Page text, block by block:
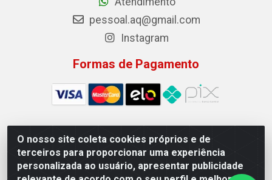
O nosso site coleta cookies próprios e de
terceiros para proporcionar uma experiência
personalizada ao usuário, apresentar publicidade
pessoal.aq@gmail.com
Instagram
Formas de Pagamento
Auto Qualidade Comercio de Pecas LTDA - Quadra Qi
23, S/N, Lote 05/06 - Taguatinga, Brasília/DF - CEP
72.135-230 - CNPJ 72.617.459/0001-40